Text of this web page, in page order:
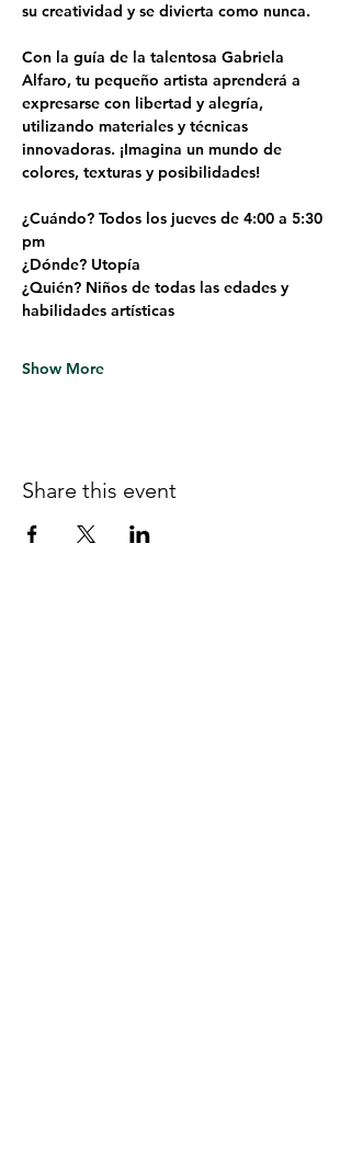
su creatividad y se divierta como nunca.
Con la guía de la talentosa Gabriela
Alfaro, tu pequeño artista aprenderá a
expresarse con libertad y alegría,
utilizando materiales y técnicas
innovadoras. ¡Imagina un mundo de
colores, texturas y posibilidades!
¿Cuándo? Todos los jueves de 4:00 a 5:30
pm
¿Dónde? Utopía
¿Quién? Niños de todas las edades y
habilidades artísticas
Show More
Share this event